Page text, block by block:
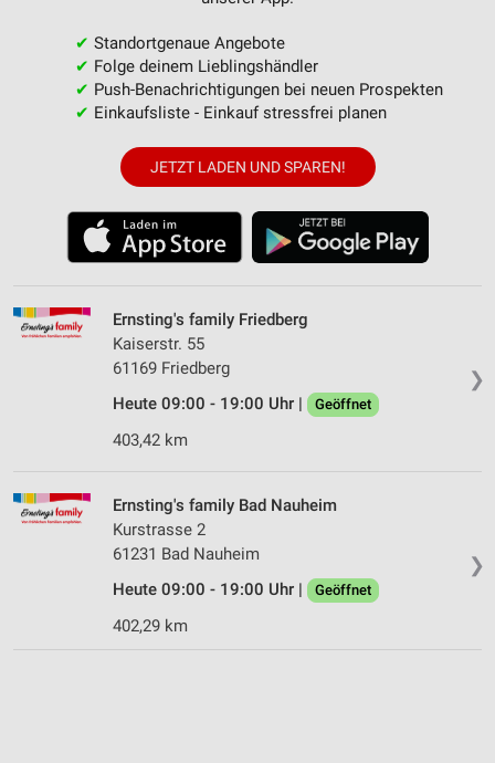
✔ Standortgenaue Angebote
✔ Folge deinem Lieblingshändler
✔ Push-Benachrichtigungen bei neuen Prospekten
✔ Einkaufsliste - Einkauf stressfrei planen
JETZT LADEN UND SPAREN!
❯
Ernsting's family Friedberg
Kaiserstr. 55
61169 Friedberg
Heute 09:00 - 19:00 Uhr |
Geöffnet
403,42 km
❯
Ernsting's family Bad Nauheim
Kurstrasse 2
61231 Bad Nauheim
Heute 09:00 - 19:00 Uhr |
Geöffnet
402,29 km